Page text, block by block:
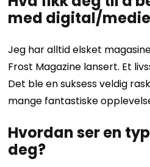
med digital/
Jeg har alltid elsket
Frost Magazine lansert. Et
Det ble en suksess veldig
mange fantastiske
Hvordan ser en
deg?